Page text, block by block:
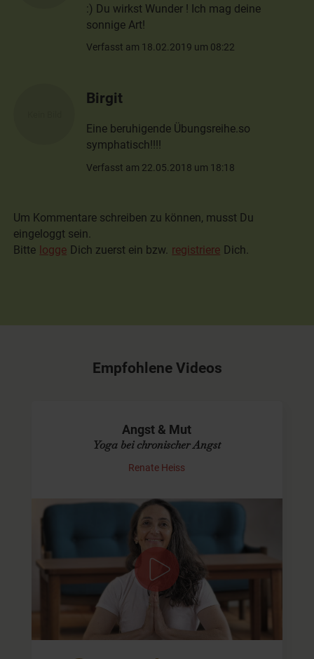
:) Du wirkst Wunder ! Ich mag deine
sonnige Art!
Verfasst am 18.02.2019 um 08:22
Birgit
Eine beruhigende Übungsreihe.so
symphatisch!!!!
Verfasst am 22.05.2018 um 18:18
Um Kommentare schreiben zu können, musst Du
eingeloggt sein.
Bitte logge Dich zuerst ein bzw. registriere Dich.
Empfohlene Videos
Angst & Mut
Yoga bei chronischer Angst
Renate Heiss
Demut & Akzeptanz fördern
Mit der Angst umzugehen und aus ihr herauszukommen
kann sehr schwer sein. Was dabei helfen kann, ist eine
innere Haltung der Akzeptanz und des Loslassens. Denn
wenn wir…